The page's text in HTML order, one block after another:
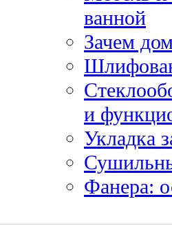
ванной
Зачем
и
Укладка
Фанера: